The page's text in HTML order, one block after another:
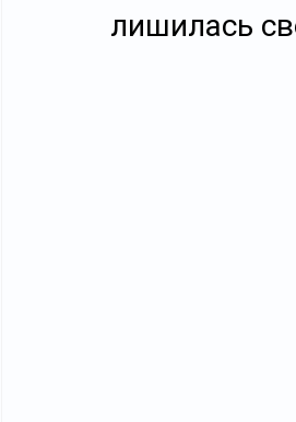
лишилась